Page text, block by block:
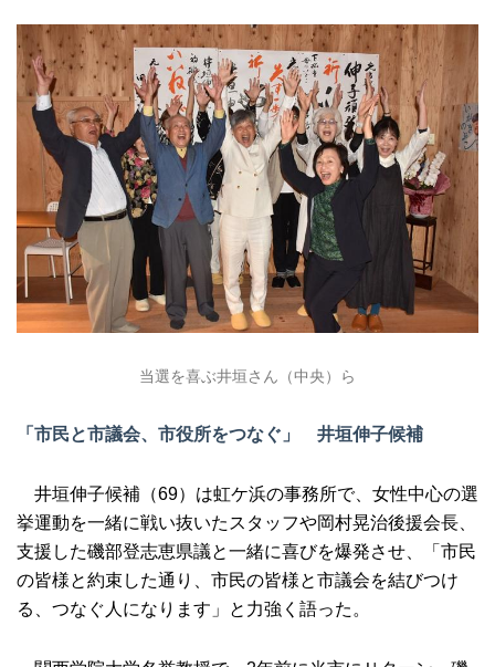
当選を喜ぶ井垣さん（中央）ら
「市民と市議会、市役所をつなぐ」 井垣伸子候補
井垣伸子候補（69）は虹ケ浜の事務所で、女性中心の選
挙運動を一緒に戦い抜いたスタッフや岡村晃治後援会長、
支援した磯部登志恵県議と一緒に喜びを爆発させ、「市民
の皆様と約束した通り、市民の皆様と市議会を結びつけ
る、つなぐ人になります」と力強く語った。